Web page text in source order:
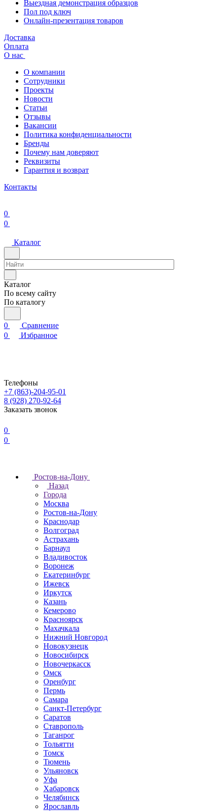
Выездная демонстрация образцов
Пол под ключ
Онлайн-презентация товаров
Доставка
Оплата
О нас
О компании
Сотрудники
Проекты
Новости
Статьи
Отзывы
Вакансии
Политика конфиденциальности
Бренды
Почему нам доверяют
Реквизиты
Гарантия и возврат
Контакты
0
0
Каталог
Каталог
По всему сайту
По каталогу
0
Сравнение
0
Избранное
Телефоны
+7 (863)-204-95-01
8 (928) 270-92-64
Заказать звонок
0
0
Ростов-на-Дону
Назад
Города
Москва
Ростов-на-Дону
Краснодар
Волгоград
Астрахань
Барнаул
Владивосток
Воронеж
Екатеринбург
Ижевск
Иркутск
Казань
Кемерово
Красноярск
Махачкала
Нижний Новгород
Новокузнецк
Новосибирск
Новочеркаcск
Омск
Оренбург
Пермь
Самара
Санкт-Петербург
Саратов
Ставрополь
Таганрог
Тольятти
Томск
Тюмень
Ульяновск
Уфа
Хабаровск
Челябинск
Ярославль